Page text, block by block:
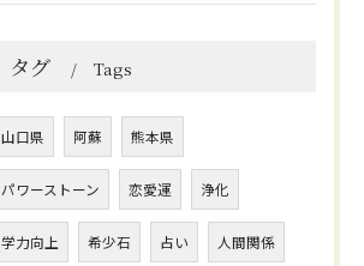
タグ Tags
山口県 阿蘇 熊本県
パワーストーン 恋愛運 浄化
学力向上 希少石 占い 人間関係